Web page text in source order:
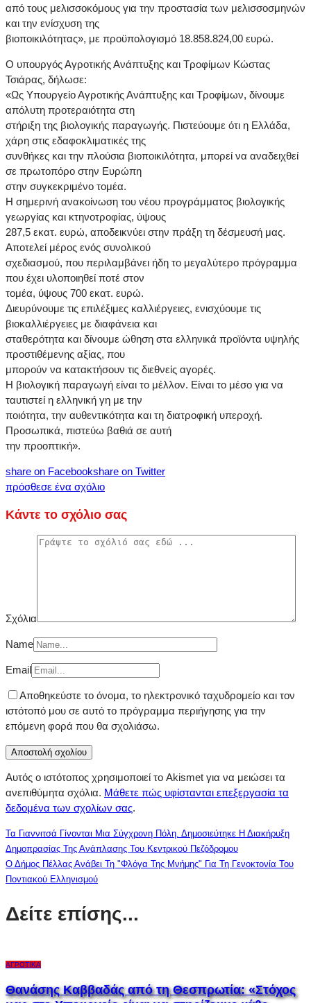
από τους μελισσοκόμους για την προστασία των μελισσοσμηνών
και την ενίσχυση της
βιοποικιλότητας», με προϋπολογισμό 18.858.824,00 ευρώ.
Ο υπουργός Αγροτικής Ανάπτυξης και Τροφίμων Κώστας
Τσιάρας, δήλωσε:
«Ως Υπουργείο Αγροτικής Ανάπτυξης και Τροφίμων, δίνουμε
απόλυτη προτεραιότητα στη
στήριξη της βιολογικής παραγωγής. Πιστεύουμε ότι η Ελλάδα,
χάρη στις εδαφοκλιματικές της
συνθήκες και την πλούσια βιοποικιλότητα, μπορεί να αναδειχθεί
σε πρωτοπόρο στην Ευρώπη
στην συγκεκριμένο τομέα.
Η σημερινή ανακοίνωση του νέου προγράμματος βιολογικής
γεωργίας και κτηνοτροφίας, ύψους
287,5 εκατ. ευρώ, αποδεικνύει στην πράξη τη δέσμευσή μας.
Αποτελεί μέρος ενός συνολικού
σχεδιασμού, που περιλαμβάνει ήδη το μεγαλύτερο πρόγραμμα
που έχει υλοποιηθεί ποτέ στον
τομέα, ύψους 700 εκατ. ευρώ.
Διευρύνουμε τις επιλέξιμες καλλιέργειες, ενισχύουμε τις
βιοκαλλιέργειες με διαφάνεια και
σταθερότητα και δίνουμε ώθηση στα ελληνικά προϊόντα υψηλής
προστιθέμενης αξίας, που
μπορούν να κατακτήσουν τις διεθνείς αγορές.
Η βιολογική παραγωγή είναι το μέλλον. Είναι το μέσο για να
ταυτιστεί η ελληνική γη με την
ποιότητα, την αυθεντικότητα και τη διατροφική υπεροχή.
Προσωπικά, πιστεύω βαθιά σε αυτή
την προοπτική».
share on Facebookshare on Twitter
πρόσθεσε ένα σχόλιο
Κάντε το σχόλιο σας
Σχόλια
Name
Email
Αποθηκεύστε το όνομα, το ηλεκτρονικό ταχυδρομείο και τον
ιστότοπό μου σε αυτό το πρόγραμμα περιήγησης για την
επόμενη φορά που θα σχολιάσω.
Αυτός ο ιστότοπος χρησιμοποιεί το Akismet για να μειώσει τα
ανεπιθύμητα σχόλια. Μάθετε πώς υφίστανται επεξεργασία τα
δεδομένα των σχολίων σας.
Τα Γιαννιτσά Γίνονται Μια Σύγχρονη Πόλη. Δημοσιεύτηκε Η Διακήρυξη
Δημοπρασίας Της Ανάπλασης Του Κεντρικού Πεζόδρομου
Ο Δήμος Πέλλας Ανάβει Τη "Φλόγα Της Μνήμης" Για Τη Γενοκτονία Του
Ποντιακού Ελληνισμού
Δείτε επίσης...
ΑΓΡΟΤΙΚΆ
Θανάσης Καββαδάς από τη Θεσπρωτία: «Στόχος